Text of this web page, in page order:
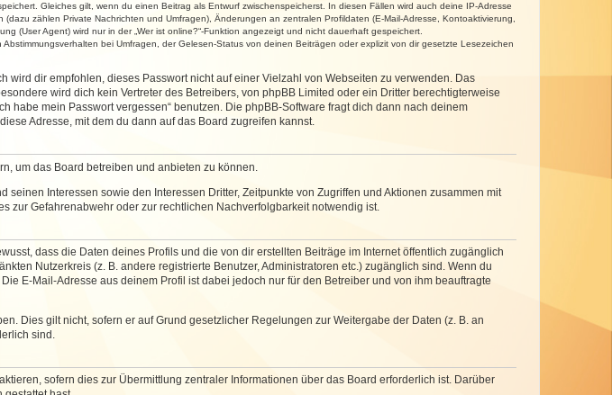
Gleiches gilt, wenn du einen Beitrag als Entwurf zwischenspeicherst. In diesen Fällen wird auch deine IP-Adresse
zählen Private Nachrichten und Umfragen), Änderungen an zentralen Profildaten (E-Mail-Adresse, Kontoaktivierung,
(User Agent) wird nur in der „Wer ist online?“-Funktion angezeigt und nicht dauerhaft gespeichert.
bei Umfragen, der Gelesen-Status von deinen Beiträgen oder explizit von dir gesetzte Lesezeichen
dir empfohlen, dieses Passwort nicht auf einer Vielzahl von Webseiten zu verwenden. Das
wird dich kein Vertreter des Betreibers, von phpBB Limited oder ein Dritter berechtigterweise
habe mein Passwort vergessen“ benutzen. Die phpBB-Software fragt dich dann nach deinem
Adresse, mit dem du dann auf das Board zugreifen kannst.
um das Board betreiben und anbieten zu können.
Interessen sowie den Interessen Dritter, Zeitpunkte von Zugriffen und Aktionen zusammen mit
zur Gefahrenabwehr oder zur rechtlichen Nachverfolgbarkeit notwendig ist.
dass die Daten deines Profils und die von dir erstellten Beiträge im Internet öffentlich zugänglich
Nutzerkreis (z. B. andere registrierte Benutzer, Administratoren etc.) zugänglich sind. Wenn du
E-Mail-Adresse aus deinem Profil ist dabei jedoch nur für den Betreiber und von ihm beauftragte
Dies gilt nicht, sofern er auf Grund gesetzlicher Regelungen zur Weitergabe der Daten (z. B. an
sind.
sofern dies zur Übermittlung zentraler Informationen über das Board erforderlich ist. Darüber